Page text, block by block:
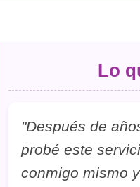
Lo
"Después de
probé este
conmigo mismo